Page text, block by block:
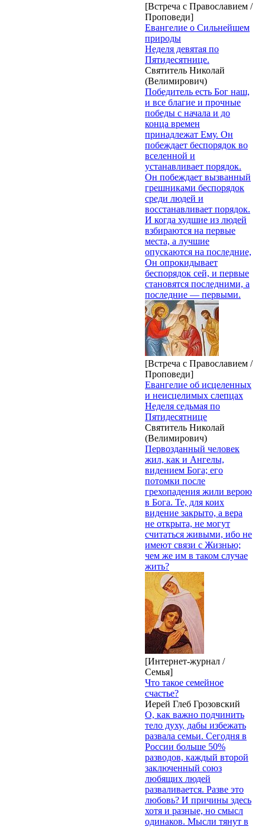
[Встреча с Православием /
Проповеди]
Евангелие о Сильнейшем
природы
Неделя девятая по
Пятидесятнице.
Святитель Николай
(Велимирович)
Победитель есть Бог наш,
и все благие и прочные
победы с начала и до
конца времен
принадлежат Ему. Он
побеждает беспорядок во
вселенной и
устанавливает порядок.
Он побеждает вызванный
грешниками беспорядок
среди людей и
восстанавливает порядок.
И когда худшие из людей
взбираются на первые
места, а лучшие
опускаются на последние,
Он опрокидывает
беспорядок сей, и первые
становятся последними, а
последние — первыми.
[Встреча с Православием /
Проповеди]
Евангелие об исцеленных
и неисцелимых слепцах
Неделя седьмая по
Пятидесятнице
Святитель Николай
(Велимирович)
Первозданный человек
жил, как и Ангелы,
видением Бога; его
потомки после
грехопадения жили верою
в Бога. Те, для коих
видение закрыто, а вера
не открыта, не могут
считаться живыми, ибо не
имеют связи с Жизнью;
чем же им в таком случае
жить?
[Интернет-журнал /
Семья]
Что такое семейное
счастье?
Иерей Глеб Грозовский
О, как важно подчинить
тело духу, дабы избежать
развала семьи. Сегодня в
России больше 50%
разводов, каждый второй
заключенный союз
любящих людей
разваливается. Разве это
любовь? И причины здесь
хотя и разные, но смысл
одинаков. Мысли тянут в